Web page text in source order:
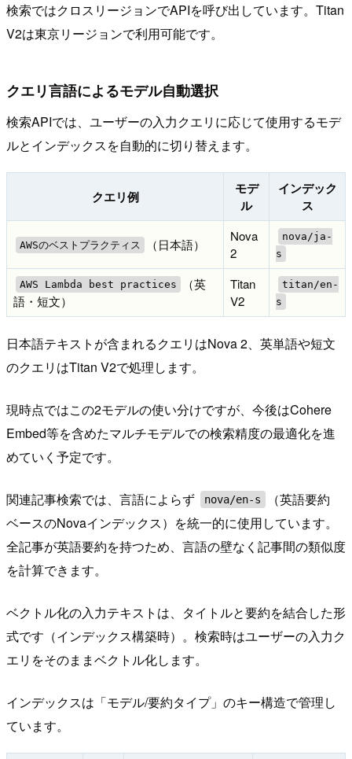
検索ではクロスリージョンでAPIを呼び出しています。Titan
V2は東京リージョンで利用可能です。
クエリ言語によるモデル自動選択
検索APIでは、ユーザーの入力クエリに応じて使用するモデ
ルとインデックスを自動的に切り替えます。
クエリ例
モデ
ル
インデック
ス
AWSのベストプラクティス （日本語）
Nova
2
nova/ja-
s
AWS Lambda best practices
（英
語・短文）
Titan
V2
titan/en-
s
日本語テキストが含まれるクエリはNova 2、英単語や短文
のクエリはTitan V2で処理します。
現時点ではこの2モデルの使い分けですが、今後はCohere
Embed等を含めたマルチモデルでの検索精度の最適化を進
めていく予定です。
関連記事検索では、言語によらず nova/en-s
（英語要約
ベースのNovaインデックス）を統一的に使用しています。
全記事が英語要約を持つため、言語の壁なく記事間の類似度
を計算できます。
ベクトル化の入力テキストは、タイトルと要約を結合した形
式です（インデックス構築時）。検索時はユーザーの入力ク
エリをそのままベクトル化します。
インデックスは「モデル/要約タイプ」のキー構造で管理し
ています。